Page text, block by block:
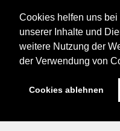
Cookies helfen uns
unserer Inhalte und
weitere Nutzung der
der Verwendung von
Cookies ablehnen